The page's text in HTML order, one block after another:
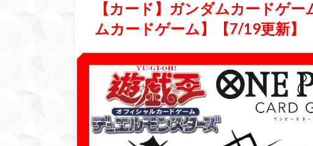
【カード】ガンダムカードゲ
ムカードゲーム】【7/19更新】